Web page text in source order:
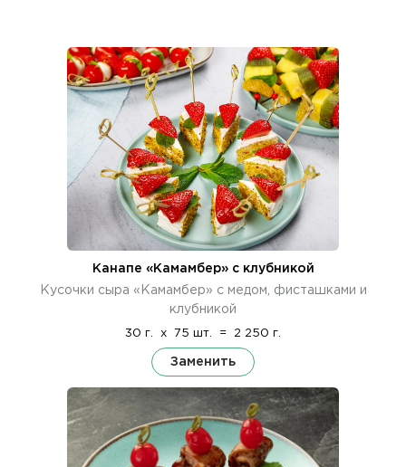
Канапе «Камамбер» с клубникой
Кусочки сыра «Камамбер» с медом, фисташками и
клубникой
30 г. x 75 шт. = 2 250 г.
Заменить